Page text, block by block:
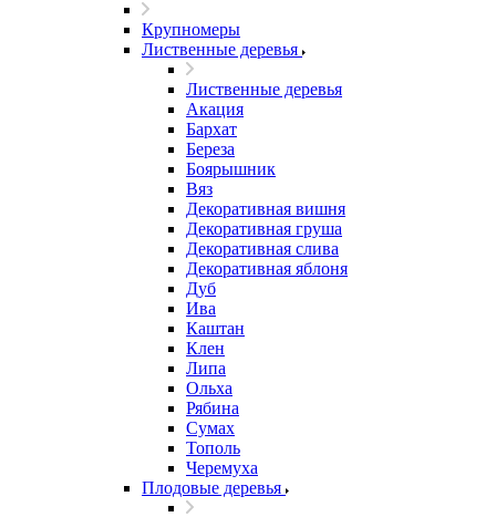
Крупномеры
Лиственные деревья
Лиственные деревья
Акация
Бархат
Береза
Боярышник
Вяз
Декоративная вишня
Декоративная груша
Декоративная слива
Декоративная яблоня
Дуб
Ива
Каштан
Клен
Липа
Ольха
Рябина
Сумах
Тополь
Черемуха
Плодовые деревья